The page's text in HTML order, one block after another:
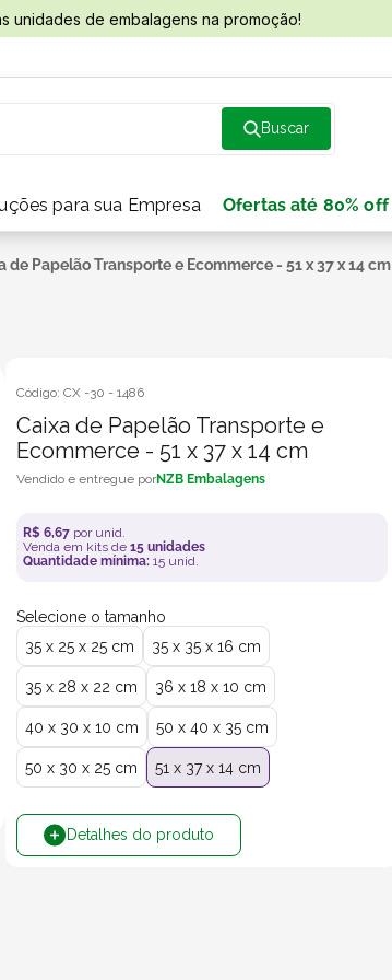
unidades de embalagens na promoção!
para sua Empresa Ofertas até 80% off
de Papelão Transporte e Ecommerce - 51 x 37 x 14 cm
Código: CX -30 - 1486
Caixa de Papelão Transporte e
Ecommerce - 51 x 37 x 14 cm
NZB Embalagens
R$ 6,67 por unid.
Venda em kits de 15 unidades
Quantidade mínima: 15 unid.
Selecione o tamanho
35 x 25 x 25 cm
35 x 35 x 16 cm
35 x 28 x 22 cm 36 x 18 x 10 cm
40 x 30 x 10 cm 50 x 40 x 35 cm
50 x 30 x 25 cm 51 x 37 x 14 cm
Detalhes do produto